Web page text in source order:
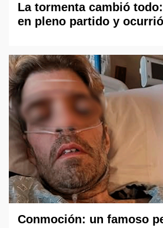
La tormenta cambió
en pleno partido y
Conmoción: un famoso